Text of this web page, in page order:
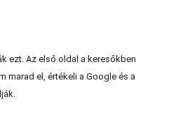
ezt. Az első oldal a keresőkben
marad el, értékeli a Google és a